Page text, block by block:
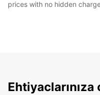
prices with no hidden